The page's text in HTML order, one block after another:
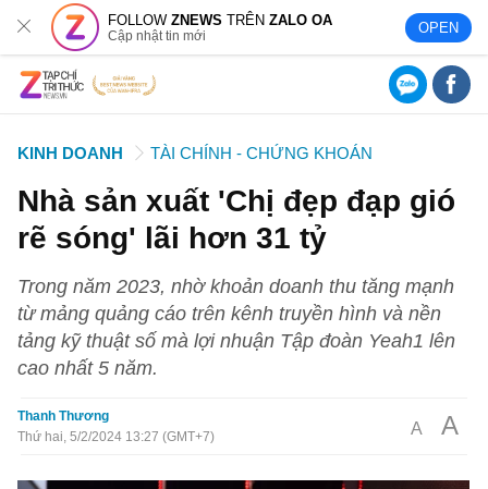
FOLLOWZNEWS TRÊNZALO OA
Cập nhật tin mới OPEN
KINH DOANH TÀI CHÍNH - CHỨNG KHOÁN
Nhà sản xuất 'Chị đẹp đạp gió
rẽ sóng' lãi hơn 31 tỷ
Trong năm 2023, nhờ khoản doanh thu tăng mạnh
từ mảng quảng cáo trên kênh truyền hình và nền
tảng kỹ thuật số mà lợi nhuận Tập đoàn Yeah1 lên
cao nhất 5 năm.
Thanh Thương
Thứ hai, 5/2/2024 13:27 (GMT+7)
A A